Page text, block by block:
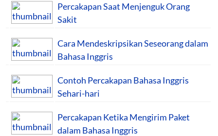
Percakapan Saat Menjenguk Orang
Sakit
Cara Mendeskripsikan Seseorang dalam
Bahasa Inggris
Contoh Percakapan Bahasa Inggris
Sehari-hari
Percakapan Ketika Mengirim Paket
dalam Bahasa Inggris